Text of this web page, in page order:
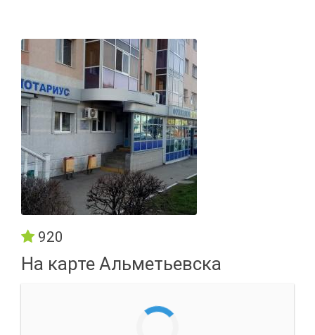
920
На карте Альметьевска